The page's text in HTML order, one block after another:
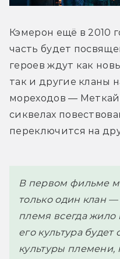
Кэмерон ещё в 2010
часть будет
героев ждут как
так и другие кланы
мореходов —
сиквелах
переключится на
В первом фильме
только один клан
племя всегда жило
его культура будет
культуры племени,